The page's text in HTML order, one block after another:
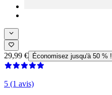
29,99 € Économisez jusqu'à 50 % !
5 (1 avis)